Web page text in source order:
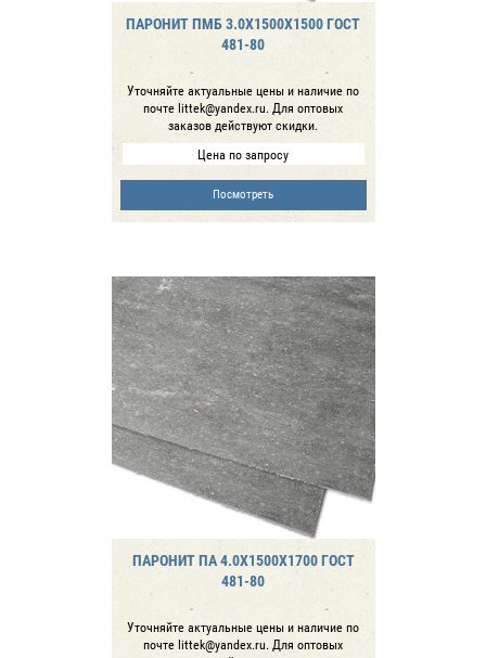
ПАРОНИТ ПМБ 3.0Х1500Х1500 ГОСТ
481-80
Уточняйте актуальные цены и наличие по
почте littek@yandex.ru. Для оптовых
заказов действуют скидки.
Цена по запросу
Посмотреть
ПАРОНИТ ПА 4.0Х1500Х1700 ГОСТ
481-80
Уточняйте актуальные цены и наличие по
почте littek@yandex.ru. Для оптовых